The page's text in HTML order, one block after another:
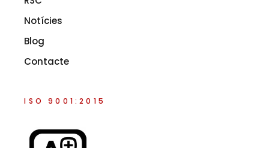
Notícies
Blog
Contacte
ISO 9001:2015